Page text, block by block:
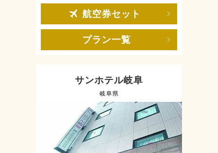
航空券セット
プラン一覧
サンホテル岐阜
岐阜県